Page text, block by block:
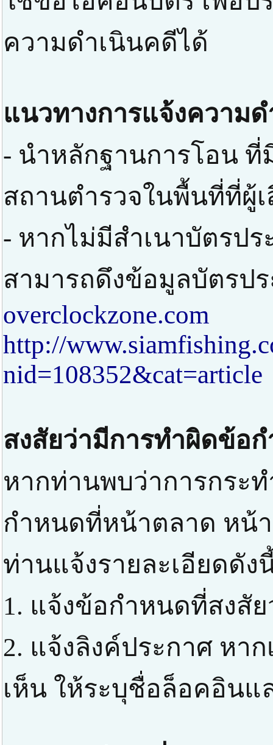
ความดำเนินคดีได้
แนวทางการแจ้งความ
- นำหลักฐานการโอน
สถานตำรวจในพื้นที่ที่ผู้
- หากไม่มีสำเนาบัตรป
สามารถดึงข้อมูลบัตรป
overclockzone.com
http://
nid=108352&cat=article
สงสัยว่ามีการทำผิดข้อ
หากท่านพบว่าการกระ
กำหนดที่หน้าตลาด หน้
ท่านแจ้งรายละเอียดดัง
1. แจ้งข้อกำหนดที่สงสั
2. แจ้งลิงค์ประกาศ หา
เห็น ให้ระบุชื่อล็อคอิน